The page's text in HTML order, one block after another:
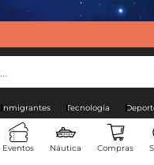
Inmigrantes Tecnología
Eventos Náutica Compras